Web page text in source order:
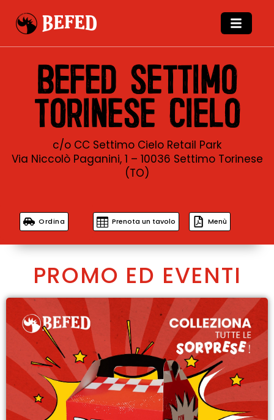
BEFED SETTIMO
TORINESE CIELO
c/o CC Settimo Cielo Retail Park
Via Niccolò Paganini, 1 – 10036 Settimo Torinese
(TO)
Ordina Prenota un tavolo Menù
PROMO ED EVENTI